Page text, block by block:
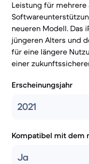
Leistung für
neueren Modell. Das
jüngeren Alters und
für eine längere
einer
Erscheinungsjahr
2021
Kompatibel mit dem
Ja